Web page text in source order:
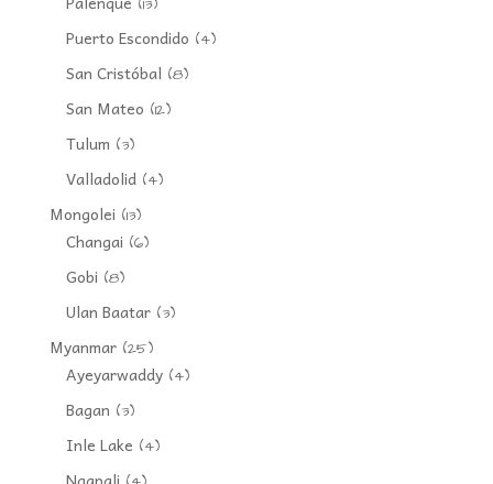
(13)
Puerto Escondido (4)
San Cristóbal (8)
San Mateo (12)
Tulum (3)
Valladolid(4)
Mongolei (13)
Changai (6)
Gobi (8)
Ulan Baatar(3)
Myanmar(25)
Ayeyarwaddy(4)
Bagan (3)
Inle Lake (4)